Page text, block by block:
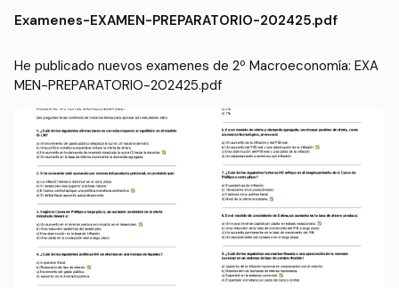
A)
Examenes-EXAMEN-PREPARATORIO-202425.pdf
He publicado nuevos examenes de 2º Macroeconomía: EXA
MEN-PREPARATORIO-202425.pdf